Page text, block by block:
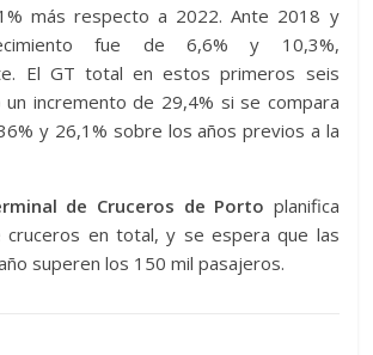
más respecto a 2022. Ante 2018 y
fue de 6,6% y 10,3%,
El GT total en estos primeros seis
incremento de 29,4% si se compara
y 26,1% sobre los años previos a la
de Cruceros de Porto planifica
cruceros en total, y se espera que las
superen los 150 mil pasajeros.